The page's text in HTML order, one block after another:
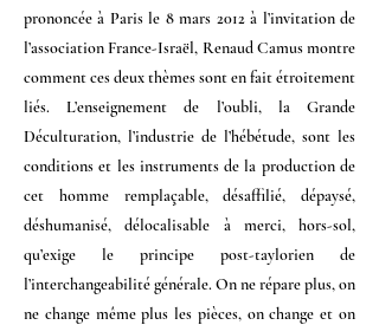
prononcée à Paris le 8 mars 2012 à l’invitation de
l’association France-Israël, Renaud Camus montre
comment ces deux thèmes sont en fait étroitement
liés. L’enseignement de l’oubli, la Grande
Déculturation, l’industrie de l’hébétude, sont les
conditions et les instruments de la production de
cet homme remplaçable, désaffilié, dépaysé,
déshumanisé, délocalisable à merci, hors-sol,
qu’exige le principe post-taylorien de
l’interchangeabilité générale. On ne répare plus, on
ne change même plus les pièces, on change et on